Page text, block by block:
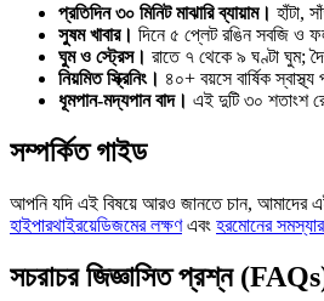
প্রতিদিন ৩০ মিনিট মাঝারি ব্যায়াম। হাঁটা,
সুষম খাবার। দিনে ৫ প্লেট রঙিন সবজি ও
ঘুম ও স্ট্রেস। রাতে ৭ থেকে ৯ ঘণ্টা ঘুম;
নিয়মিত স্ক্রিনিং। ৪০+ বয়সে বার্ষিক স্বাস্থ্য
ধূমপান-মদ্যপান বাদ। এই দুটি ৩০ শতাংশ
সম্পর্কিত গাইড
আপনি যদি এই বিষয়ে আরও জানতে চান, আমাদের
হাইপারথাইরয়েডিজমের লক্ষণএবং হরমোনের
সচরাচর জিজ্ঞাসিত প্রশ্ন